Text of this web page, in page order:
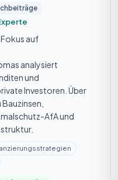
auf
analysiert
und
Investoren. Über
AfA und